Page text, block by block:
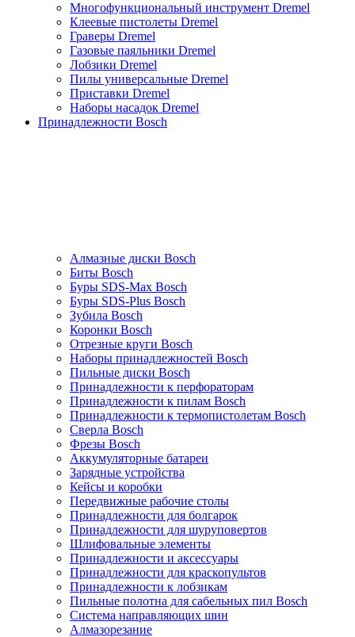
Многофункциональный инструмент Dremel
Клеевые пистолеты Dremel
Граверы Dremel
Газовые паяльники Dremel
Лобзики Dremel
Пилы универсальные Dremel
Приставки Dremel
Наборы насадок Dremel
Принадлежности Bosch
Алмазные диски Bosch
Биты Bosch
Буры SDS-Max Bosch
Буры SDS-Plus Bosch
Зубила Bosch
Коронки Bosch
Отрезные круги Bosch
Наборы принадлежностей Bosch
Пильные диски Bosch
Принадлежности к перфораторам
Принадлежности к пилам Bosch
Принадлежности к термопистолетам Bosch
Сверла Bosch
Фрезы Bosch
Аккумуляторные батареи
Зарядные устройства
Кейсы и коробки
Передвижные рабочие столы
Принадлежности для болгарок
Принадлежности для шуруповертов
Шлифовальные элементы
Принадлежности и аксессуары
Принадлежности для краскопультов
Принадлежности к лобзикам
Пильные полотна для сабельных пил Bosch
Система направляющих шин
Алмазорезание